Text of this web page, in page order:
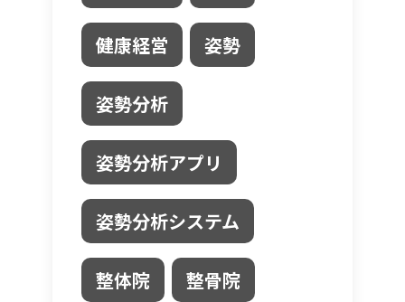
健康経営 姿勢
姿勢分析
姿勢分析アプリ
姿勢分析システム
整体院 整骨院